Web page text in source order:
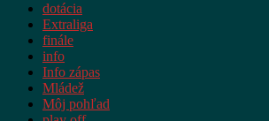
dotácia
Extraliga
finále
info
Info zápas
Mládež
Môj pohľad